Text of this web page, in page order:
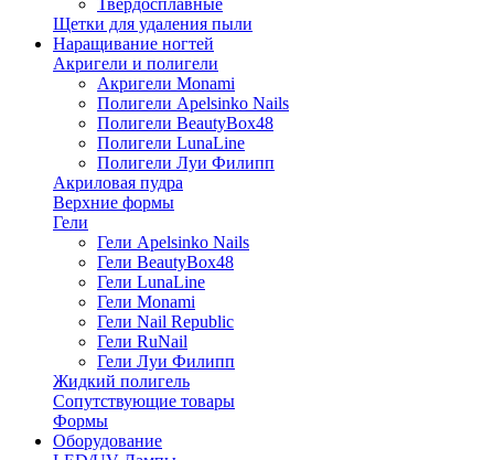
Твердосплавные
Щетки для удаления пыли
Наращивание ногтей
Акригели и полигели
Акригели Monami
Полигели Apelsinko Nails
Полигели BeautyBox48
Полигели LunaLine
Полигели Луи Филипп
Акриловая пудра
Верхние формы
Гели
Гели Apelsinko Nails
Гели BeautyBox48
Гели LunaLine
Гели Monami
Гели Nail Republic
Гели RuNail
Гели Луи Филипп
Жидкий полигель
Сопутствующие товары
Формы
Оборудование